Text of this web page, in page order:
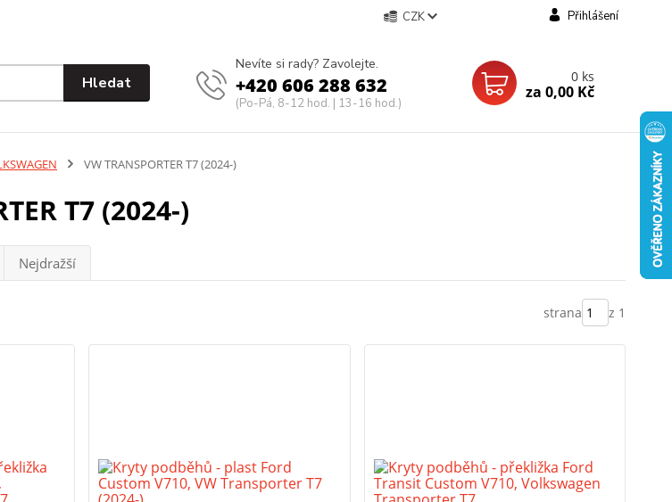
CZK Přihlášení
Hledat
Nevíte si rady? Zavolejte.
+420 606 288 632
(Po-Pá, 8-12 hod. | 13-16 hod.)
0 ks
za 0,00 Kč
VW TRANSPORTER T7 (2024-)
T7 (2024-)
Nejdražší
strana z 1